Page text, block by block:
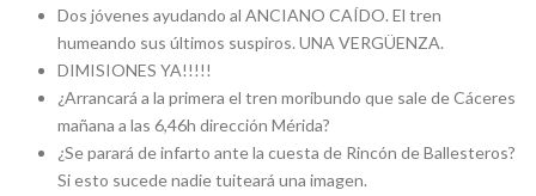
Dos jóvenes ayudando al ANCIANO CAÍDO. El tren
humeando sus últimos suspiros. UNA VERGÜENZA.
DIMISIONES YA!!!!!
¿Arrancará a la primera el tren moribundo que sale de Cáceres
mañana a las 6,46h dirección Mérida?
¿Se parará de infarto ante la cuesta de Rincón de Ballesteros?
Si esto sucede nadie tuiteará una imagen.